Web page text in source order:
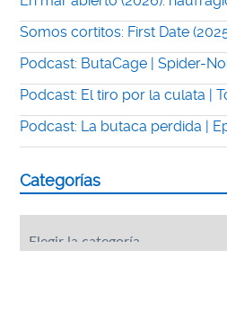
Somos cortitos: First Date
Podcast: ButaCage | Spider-
Podcast: El tiro por la culata |
Podcast: La butaca perdida |
Categorías